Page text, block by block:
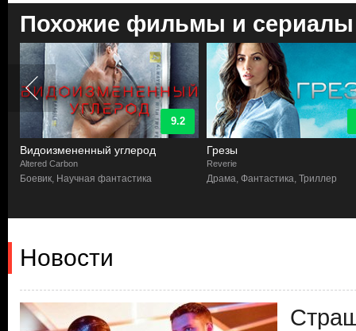
Похожие фильмы и сериалы
9.2
Видоизмененный углерод
Altered Carbon
Боевик, Научная фантастика
Грезы
Reverie
Драма, Фантастика, Триллер
Новости